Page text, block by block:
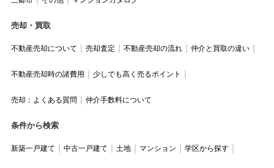
売却・買取
不動産売却について 売却査定 不動産売却の流れ 仲介と買取の違い
不動産売却時の諸費用 少しでも高く売るポイント
売却：よくある質問 仲介手数料について
条件から検索
新築一戸建て 中古一戸建て 土地 マンション 学区から探す